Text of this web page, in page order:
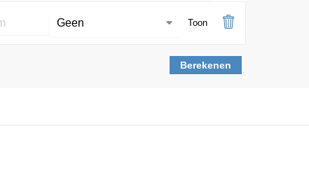
Toon
Berekenen